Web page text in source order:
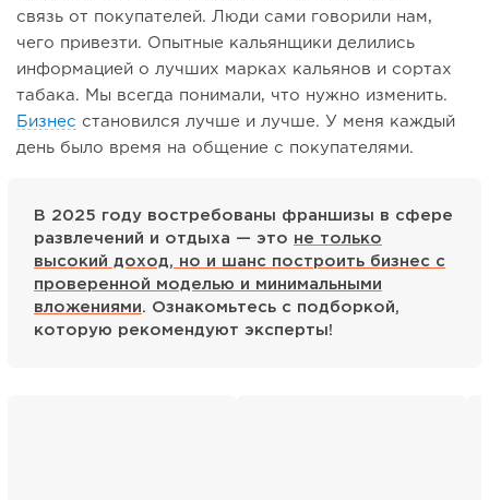
связь от покупателей. Люди сами говорили нам,
чего привезти. Опытные кальянщики делились
информацией о лучших марках кальянов и сортах
табака. Мы всегда понимали, что нужно изменить.
Бизнес становился лучше и лучше. У меня каждый
день было время на общение с покупателями.
В 2025 году востребованы франшизы в сфере
развлечений и отдыха — это не только
высокий доход, но и шанс построить бизнес с
проверенной моделью и минимальными
вложениями. Ознакомьтесь с подборкой,
которую рекомендуют эксперты!